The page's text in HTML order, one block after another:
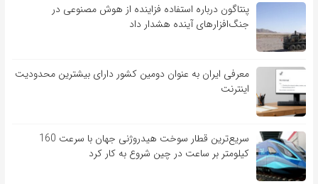
پنتاگون درباره استفاده فزاینده از هوش مصنوعی در
جنگ‌افزارهای آینده هشدار داد
معرفی ایران به عنوان دومین کشور دارای بیشترین محدودیت
اینترنت
سریع‌ترین قطار سوخت هیدروژنی جهان با سرعت 160
کیلومتر بر ساعت در چین شروع به کار کرد